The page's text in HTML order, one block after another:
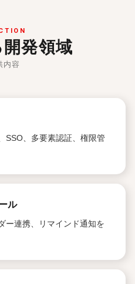
発領域
内容
SSO、多要素認証、権限管
ル
ー連携、リマインド通知を